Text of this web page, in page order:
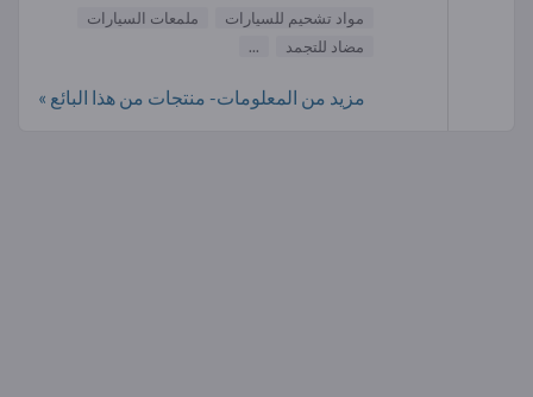
مواد تشحيم للسيارات
ملمعات السيارات
مضاد للتجمد
...
مزيد من المعلومات- منتجات من هذا البائع »